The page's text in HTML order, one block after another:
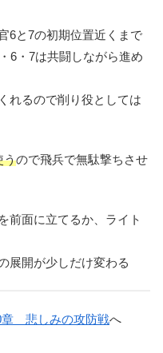
6と7の初期位置近くまで
6・7は共闘しながら進め
れるので削り役としては
うので飛兵で無駄撃ちさせ
前面に立てるか、ライト
展開が少しだけ変わる
章 悲しみの攻防戦へ